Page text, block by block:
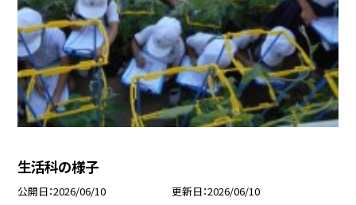
生活科の様子
公開日 2026/06/10 更新日 2026/06/10